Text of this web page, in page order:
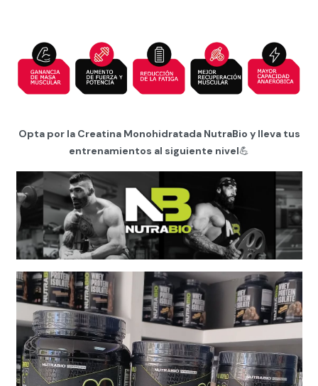
Opta por la Creatina Monohidratada NutraBio y lleva tus
entrenamientos al siguiente nivel💪